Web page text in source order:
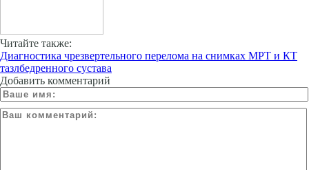
Читайте также:
Диагностика чрезвертельного перелома на снимках МРТ и КТ
тазлбедренного сустава
Добавить комментарий